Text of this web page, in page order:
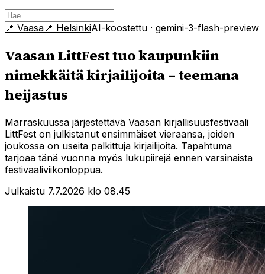
📍 Vaasa 📍 HelsinkiAI-koostettu · gemini-3-flash-preview
Vaasan LittFest tuo kaupunkiin
nimekkäitä kirjailijoita – teemana
heijastus
Marraskuussa järjestettävä Vaasan kirjallisuusfestivaali
LittFest on julkistanut ensimmäiset vieraansa, joiden
joukossa on useita palkittuja kirjailijoita. Tapahtuma
tarjoaa tänä vuonna myös lukupiirejä ennen varsinaista
festivaaliviikonloppua.
Julkaistu 7.7.2026 klo 08.45